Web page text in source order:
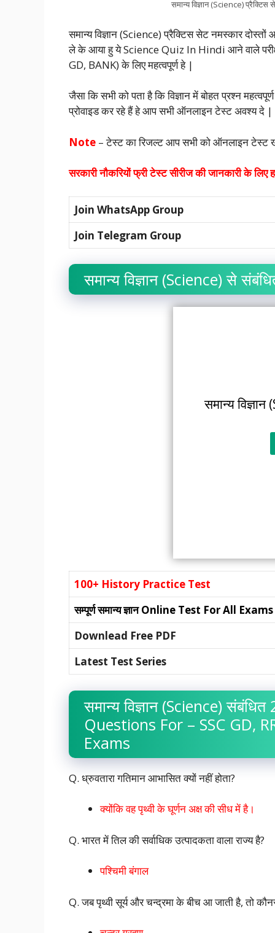
समान्य विज्ञान (Science) प्रैक्टिस
समान्य विज्ञान (Science) प्रैक्टिस सेट नमस्कार
ले के आया हु ये Science Quiz In Hindi आने वाले
GD, BANK) के लिए महत्वपूर्ण हे |
जैसा कि सभी को पता है कि विज्ञान में बोहत प्रश्न
प्रोवाइड कर रहे हैं हे आप सभी ऑनलाइन टेस्ट अवश्य दे |
Note – टेस्ट का रिजल्ट आप सभी को ऑनलाइन टेस्ट
सरकारी नौकरियों फ्री टेस्ट सीरीज की जानकारी के
Join WhatsApp Group
Join Telegram Group
समान्य विज्ञान (Science) से
समान्य
100+ History Practice Test
सम्पूर्ण समान्य ज्ञानOnline Test For All Exams
Downlead Free PDF
Latest Test Series
समान्य विज्ञान (Science)
Questions For – SSC GD,
Exams
Q. ध्रुवतारा गतिमान आभासित क्यों नहीं होता?
क्योंकि वह पृथ्वी के घूर्णन अक्ष की सीध में है।
Q. भारत में तिल की सर्वाधिक उत्पादकता वाला राज्य है?
पश्चिमी बंगाल
Q. जब पृथ्वी सूर्य और चन्द्रमा के बीच आ जाती है, तो